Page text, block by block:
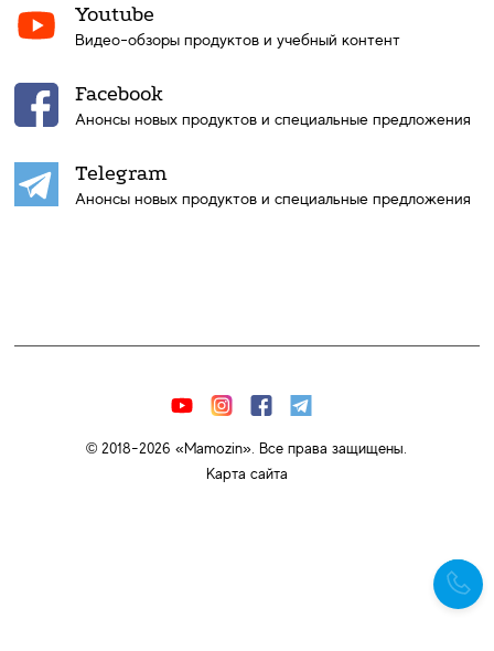
Youtube
Видео-обзоры продуктов и учебный контент
Facebook
Анонсы новых продуктов и специальные предложения
Telegram
Анонсы новых продуктов и специальные предложения
© 2018-2026 «Mamozin». Все права защищены.
Карта сайта